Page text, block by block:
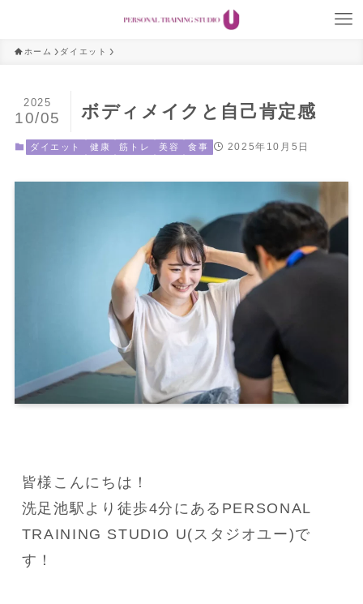
ホーム ダイエット
ボディメイクと自己肯定感
2025
10/05
ダイエット 健康 筋トレ 美容 食事 2025年10月5日
皆様こんにちは！
洗足池駅より徒歩4分にあるPERSONAL
TRAINING STUDIO U(スタジオユー)で
す！